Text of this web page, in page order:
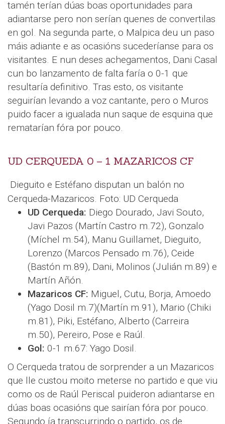
tamén terían dúas boas oportunidades para
adiantarse pero non serían quenes de convertilas
en gol. Na segunda parte, o Malpica deu un paso
máis adiante e as ocasións sucederíanse para os
visitantes. E nun deses achegamentos, Dani Casal
cun bo lanzamento de falta faría o 0-1 que
resultaría definitivo. Tras esto, os visitante
seguirían levando a voz cantante, pero o Muros
puido facer a igualada nun saque de esquina que
rematarían fóra por pouco.
UD CERQUEDA 0 – 1 MAZARICOS CF
Dieguito e Estéfano disputan un balón no
Cerqueda-Mazaricos. Foto: UD Cerqueda
UD Cerqueda: Diego Dourado, Javi Souto,
Javi Pazos (Martín Castro m.72), Gonzalo
(Míchel m.54), Manu Guillamet, Dieguito,
Lorenzo (Marcos Pensado m.76), Ceide
(Bastón m.89), Dani, Molinos (Julián m.89) e
Martín Añón.
Mazaricos CF: Miguel, Cutu, Borja, Amoedo
(Yago Dosil m.7)(Martín m.91), Mario (Chiki
m.81), Piki, Estéfano, Alberto (Carreira
m.50), Pereiro, Pose e Raúl.
Gol: 0-1 m.67: Yago Dosil.
O Cerqueda tratou de sorprender a un Mazaricos
que lle custou moito meterse no partido e que viu
como os de Raúl Periscal puideron adiantarse en
dúas boas ocasións que sairían fóra por pouco.
Segundo ía transcurrindo o partido, os de